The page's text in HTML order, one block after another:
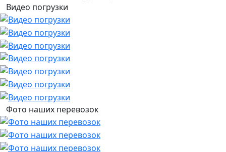
Видео погрузки
Фото наших перевозок